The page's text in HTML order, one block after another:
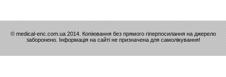
© medical-enc.com.ua 2014. Копіювання без прямого гіперпосилання на джерело
заборонено. Інформація на сайті не призначена для самолікування!